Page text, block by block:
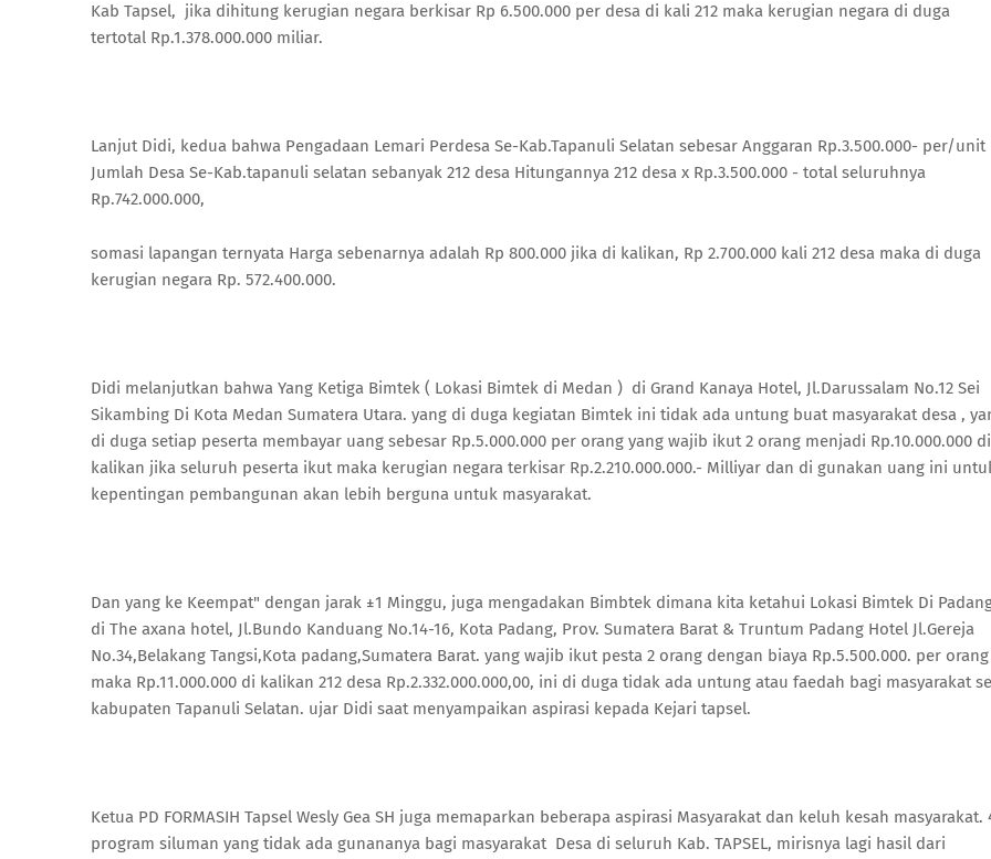
Kab Tapsel, jika dihitung kerugian negara berkisar Rp 6.500.000 per desa di kali 212 maka kerugian negara di duga
tertotal Rp.1.378.000.000 miliar.
Lanjut Didi, kedua bahwa Pengadaan Lemari Perdesa Se-Kab.Tapanuli Selatan sebesar Anggaran Rp.3.500.000- per/unit
Jumlah Desa Se-Kab.tapanuli selatan sebanyak 212 desa Hitungannya 212 desa x Rp.3.500.000 - total seluruhnya
Rp.742.000.000,
somasi lapangan ternyata Harga sebenarnya adalah Rp 800.000 jika di kalikan, Rp 2.700.000 kali 212 desa maka di duga
kerugian negara Rp. 572.400.000.
Didi melanjutkan bahwa Yang Ketiga Bimtek ( Lokasi Bimtek di Medan ) di Grand Kanaya Hotel, Jl.Darussalam No.12 Sei
Sikambing Di Kota Medan Sumatera Utara. yang di duga kegiatan Bimtek ini tidak ada untung buat masyarakat desa ,
di duga setiap peserta membayar uang sebesar Rp.5.000.000 per orang yang wajib ikut 2 orang menjadi Rp.10.000.000 di
kalikan jika seluruh peserta ikut maka kerugian negara terkisar Rp.2.210.000.000.- Milliyar dan di gunakan uang ini
kepentingan pembangunan akan lebih berguna untuk masyarakat.
Dan yang ke Keempat" dengan jarak ±1 Minggu, juga mengadakan Bimbtek dimana kita ketahui Lokasi Bimtek Di
di The axana hotel, Jl.Bundo Kanduang No.14-16, Kota Padang, Prov. Sumatera Barat & Truntum Padang Hotel Jl.Gereja
No.34,Belakang Tangsi,Kota padang,Sumatera Barat. yang wajib ikut pesta 2 orang dengan biaya Rp.5.500.000. per orang
maka Rp.11.000.000 di kalikan 212 desa Rp.2.332.000.000,00, ini di duga tidak ada untung atau faedah bagi masyarakat se
kabupaten Tapanuli Selatan. ujar Didi saat menyampaikan aspirasi kepada Kejari tapsel.
Ketua PD FORMASIH Tapsel Wesly Gea SH juga memaparkan beberapa aspirasi Masyarakat dan keluh kesah masyarakat.
program siluman yang tidak ada gunananya bagi masyarakat Desa di seluruh Kab. TAPSEL, mirisnya lagi hasil dari